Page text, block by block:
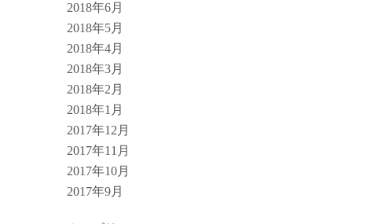
2018年6月
2018年5月
2018年4月
2018年3月
2018年2月
2018年1月
2017年12月
2017年11月
2017年10月
2017年9月